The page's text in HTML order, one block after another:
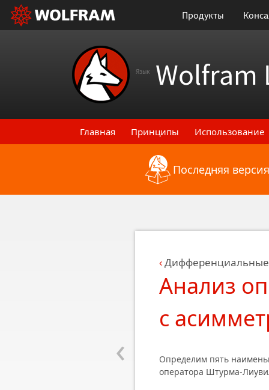
Продукты
Язык Wolfram
Главная Принципы Использование
Назад к последнимПоследняя
‹
Дифференциальные
Анализ
с
Определим пять
оператора Штурма-